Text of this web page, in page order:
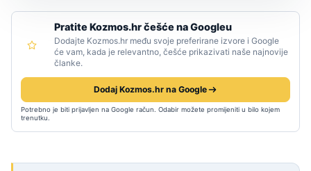
Pratite Kozmos.hr češće na Googleu
Dodajte Kozmos.hr među svoje preferirane izvore i Google
će vam, kada je relevantno, češće prikazivati naše najnovije
članke.
Dodaj Kozmos.hr na Google
Potrebno je biti prijavljen na Google račun. Odabir možete promijeniti u bilo kojem
trenutku.